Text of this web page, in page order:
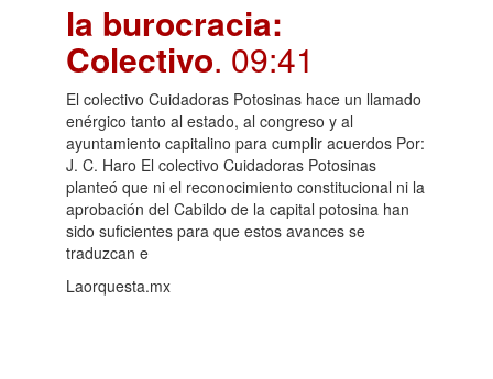
la burocracia:
Colectivo. 09:41
El colectivo Cuidadoras Potosinas hace un llamado
enérgico tanto al estado, al congreso y al
ayuntamiento capitalino para cumplir acuerdos Por:
J. C. Haro El colectivo Cuidadoras Potosinas
planteó que ni el reconocimiento constitucional ni la
aprobación del Cabildo de la capital potosina han
sido suficientes para que estos avances se
traduzcan e
Laorquesta.mx